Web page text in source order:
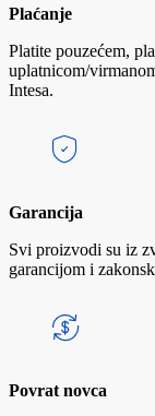
Plaćanje
Platite pouzećem,
uplatnicom/
Intesa.
Garancija
Svi proizvodi su iz
garancijom i
Povrat novca